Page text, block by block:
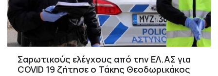
Σαρωτικούς ελέγχους από την ΕΛ.ΑΣ για
COVID 19 ζήτησε ο Τάκης Θεοδωρικάκος